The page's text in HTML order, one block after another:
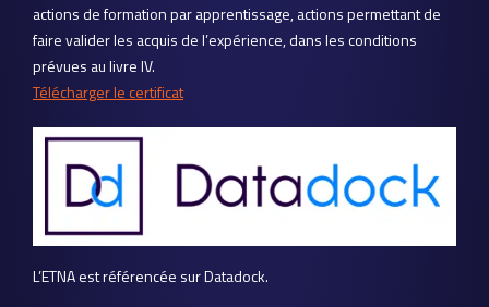
actions de formation par apprentissage, actions permettant de
faire valider les acquis de l’expérience, dans les conditions
prévues au livre IV.
Télécharger le certificat
L’ETNA est référencée sur Datadock.